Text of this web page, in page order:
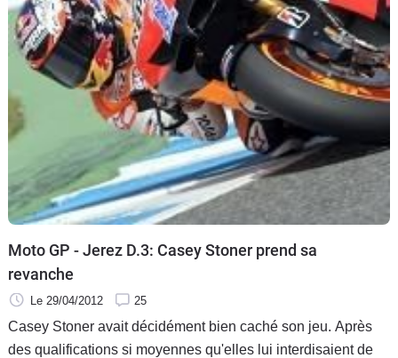
Moto GP - Jerez D.3: Casey Stoner prend sa
revanche
Le 29/04/2012 25
Casey Stoner avait décidément bien caché son jeu. Après
des qualifications si moyennes qu'elles lui interdisaient de